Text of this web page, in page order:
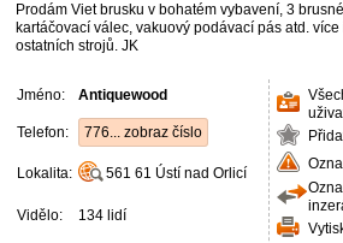
Prodám Viet brusku v bohatém vybavení, 3
kartáčovací válec, vakuový podávací pás atd.
ostatních strojů. JK
Jméno: Antiquewood
Telefon: 776... zobraz číslo
Lokalita: 561 61 Ústí nad Orlicí
Vidělo: 134 lidí